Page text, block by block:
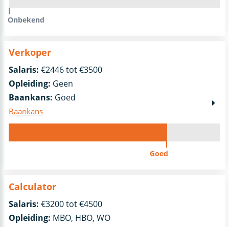
Onbekend
Verkoper
Salaris: €2446 tot €3500
Opleiding: Geen
Baankans: Goed
Baankans
Goed
Calculator
Salaris: €3200 tot €4500
Opleiding: MBO, HBO, WO